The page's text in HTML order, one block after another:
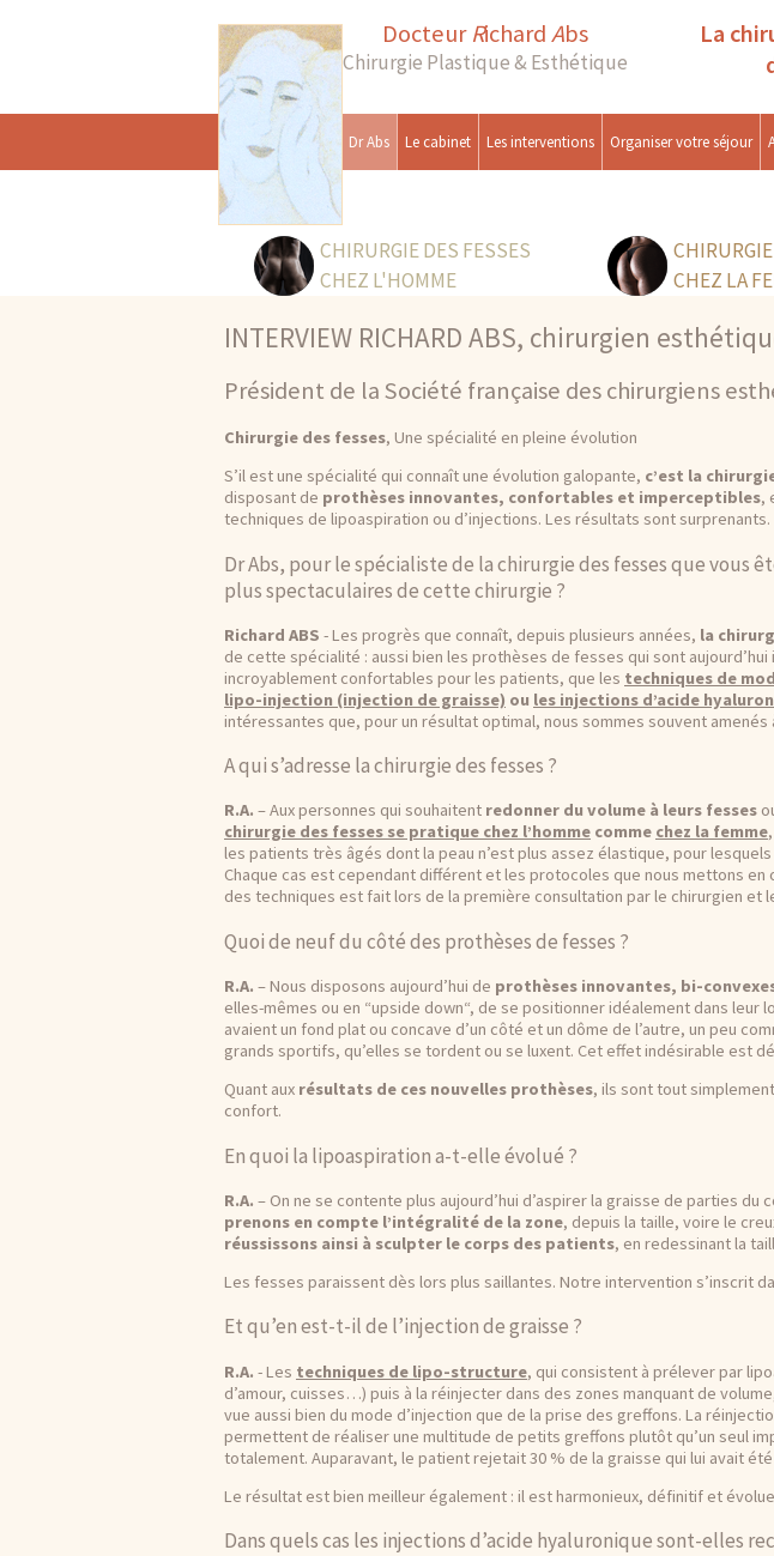
DocteurRichardAbs
Chirurgie Plastique & Esthétique
La
Dr Abs Le cabinet Les interventions Organiser votre séjour
CHIRURGIE DES FESSES
CHEZ L'HOMME
CHEZ LA
INTERVIEW RICHARD ABS, chirurgien
Président de la Société française des chirurgiens
Chirurgie des fesses, Une spécialité en pleine évolution
S’il est une spécialité qui connaît une évolution galopante, c’est la
disposant de prothèses innovantes, confortables et imperceptibles,
techniques de lipoaspiration ou d’injections. Les résultats sont surprenants.
Dr Abs, pour le spécialiste de la chirurgie des fesses que vous
plus spectaculaires de cette chirurgie ?
Richard ABS - Les progrès que connaît, depuis plusieurs années, la
de cette spécialité : aussi bien les prothèses de fesses qui sont
incroyablement confortables pour les patients, que les techniques de
lipo-injection (injection de graisse) ou les injections d’acide
intéressantes que, pour un résultat optimal, nous sommes souvent
A qui s’adresse la chirurgie des fesses ?
R.A. – Aux personnes qui souhaitent redonner du volume à leurs fesses
chirurgie des fesses se pratique chez l’homme comme chez la femme
les patients très âgés dont la peau n’est plus assez élastique, pour
Chaque cas est cependant différent et les protocoles que nous mettons
des techniques est fait lors de la première consultation par le chirurgien et
Quoi de neuf du côté des prothèses de fesses ?
R.A. – Nous disposons aujourd’hui de prothèses innovantes, bi-
elles-mêmes ou en “upside down“, de se positionner idéalement dans
avaient un fond plat ou concave d’un côté et un dôme de l’autre, un peu
grands sportifs, qu’elles se tordent ou se luxent. Cet effet indésirable est
Quant aux résultats de ces nouvelles prothèses, ils sont tout
confort.
En quoi la lipoaspiration a-t-elle évolué ?
R.A. – On ne se contente plus aujourd’hui d’aspirer la graisse de parties
prenons en compte l’intégralité de la zone, depuis la taille, voire le
réussissons ainsi à sculpter le corps des patients, en redessinant la
Les fesses paraissent dès lors plus saillantes. Notre intervention s’inscrit
Et qu’en est-t-il de l’injection de graisse ?
R.A. - Les techniques de lipo-structure, qui consistent à prélever par
d’amour, cuisses…) puis à la réinjecter dans des zones manquant de
vue aussi bien du mode d’injection que de la prise des greffons. La
permettent de réaliser une multitude de petits greffons plutôt qu’un seul
totalement. Auparavant, le patient rejetait 30 % de la graisse qui lui avait
Le résultat est bien meilleur également : il est harmonieux, définitif et
Dans quels cas les injections d’acide hyaluronique sont-elles